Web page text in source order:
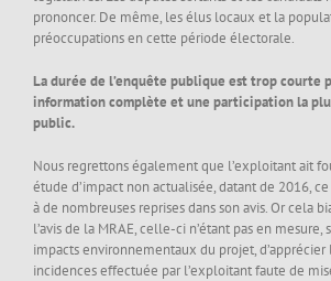
prononcer. De même, les élus locaux et la
préoccupations en cette période électorale.
La durée de l’enquête publique est trop courte
information complète et une participation la
public.
Nous regrettons également que l’exploitant ait
étude d’impact non actualisée, datant de 2016,
à de nombreuses reprises dans son avis. Or cela
l’avis de la MRAE, celle-ci n’étant pas en mesure,
impacts environnementaux du projet, d’apprécier
incidences effectuée par l’exploitant faute de